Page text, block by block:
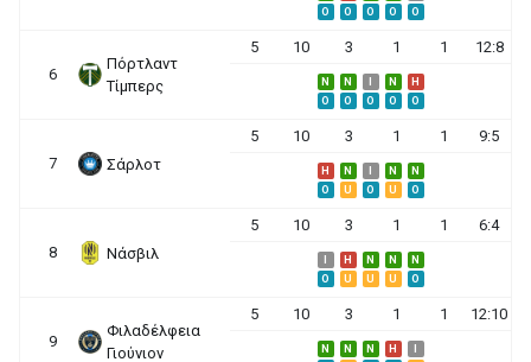
O
O O O O
6
Πόρτλαντ
Τίμπερς
5 10 3 1 1 12:8
N N N
H
O
O O O O
7 Σάρλοτ
5 10 3 1 1 9:5
H N N
N
O
U O U O
8 Νάσβιλ
5 10 3 1 1 6:4
H N N
N
O
U U U O
9
Φιλαδέλφεια
Γιούνιον
5 10 3 1 1 12:10
N N N H